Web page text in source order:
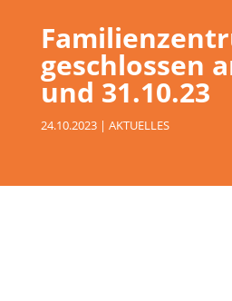
geschlossen
und 31.10.23
24.10.2023| AKTUELLES